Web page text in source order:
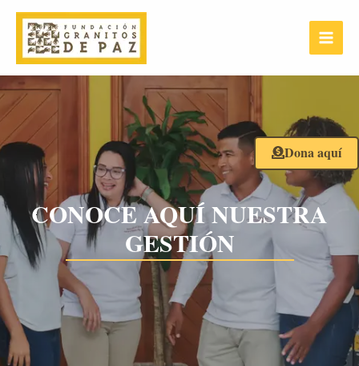
contenido
Main
Menu
CONOCE AQUÍ NUESTRA
GESTIÓN
Dona aquí